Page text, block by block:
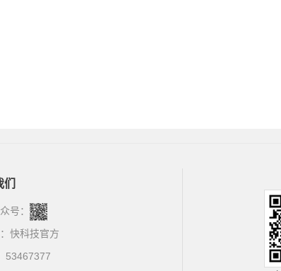
号：
快科技官方
53467377